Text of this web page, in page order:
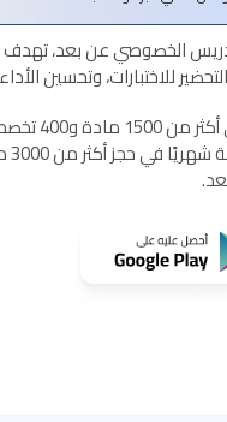
الخصوصي عن بعد، تهدف
للاختبارات، وتحسين
تقدم المنصة